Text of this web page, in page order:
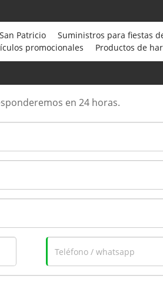
Patricio Suministros para fiestas
promocionales Productos de
en 24 horas.